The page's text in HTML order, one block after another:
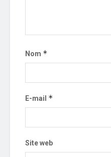
Nom *
E-mail *
Site web